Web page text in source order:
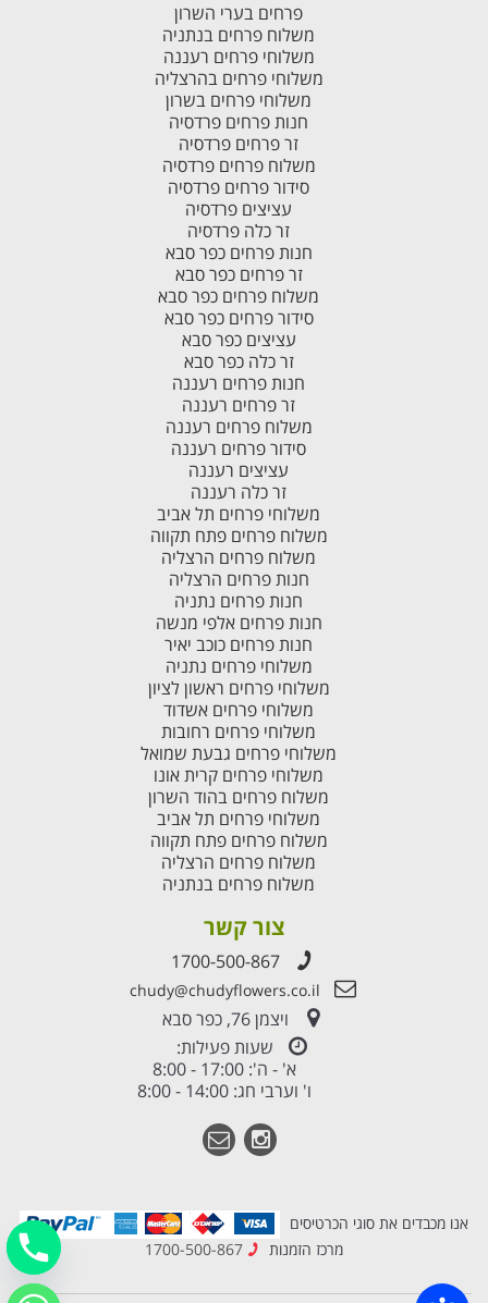
פרחים בערי השרון
משלוח פרחים בנתניה
משלוחי פרחים רעננה
משלוחי פרחים בהרצליה
משלוחי פרחים בשרון
חנות פרחים פרדסיה
זר פרחים פרדסיה
משלוח פרחים פרדסיה
סידור פרחים פרדסיה
עציצים פרדסיה
זר כלה פרדסיה
חנות פרחים כפר סבא
זר פרחים כפר סבא
משלוח פרחים כפר סבא
סידור פרחים כפר סבא
עציצים כפר סבא
זר כלה כפר סבא
חנות פרחים רעננה
זר פרחים רעננה
משלוח פרחים רעננה
סידור פרחים רעננה
עציצים רעננה
זר כלה רעננה
משלוחי פרחים תל אביב
משלוח פרחים פתח תקווה
משלוח פרחים הרצליה
חנות פרחים הרצליה
חנות פרחים נתניה
חנות פרחים אלפי מנשה
חנות פרחים כוכב יאיר
משלוחי פרחים נתניה
משלוחי פרחים ראשון לציון
משלוחי פרחים אשדוד
משלוחי פרחים רחובות
משלוחי פרחים גבעת שמואל
משלוחי פרחים קרית אונו
משלוח פרחים בהוד השרון
משלוחי פרחים תל אביב
משלוח פרחים פתח תקווה
משלוח פרחים הרצליה
משלוח פרחים בנתניה
צור קשר
1700-500-867
chudy@chudyflowers.co.il
ויצמן 76, כפר סבא
שעות פעילות:
א' - ה': 17:00 - 8:00
ו' וערבי חג: 14:00 - 8:00
אנו מכבדים את סוגי הכרטיסים
מרכז הזמנות